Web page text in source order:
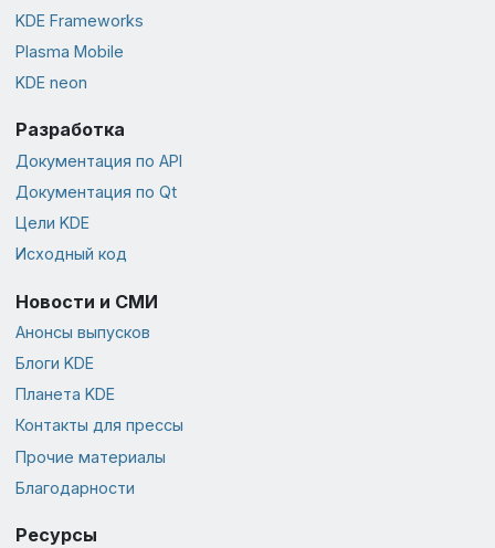
KDE Frameworks
Plasma Mobile
KDE neon
Разработка
Документация по API
Документация по Qt
Цели KDE
Исходный код
Новости и СМИ
Анонсы выпусков
Блоги KDE
Планета KDE
Контакты для прессы
Прочие материалы
Благодарности
Ресурсы